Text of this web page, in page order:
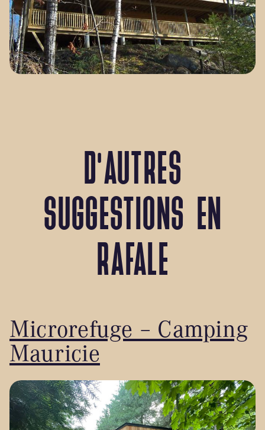
D’AUTRES
SUGGESTIONS EN
RAFALE
Microrefuge – Camping
Mauricie